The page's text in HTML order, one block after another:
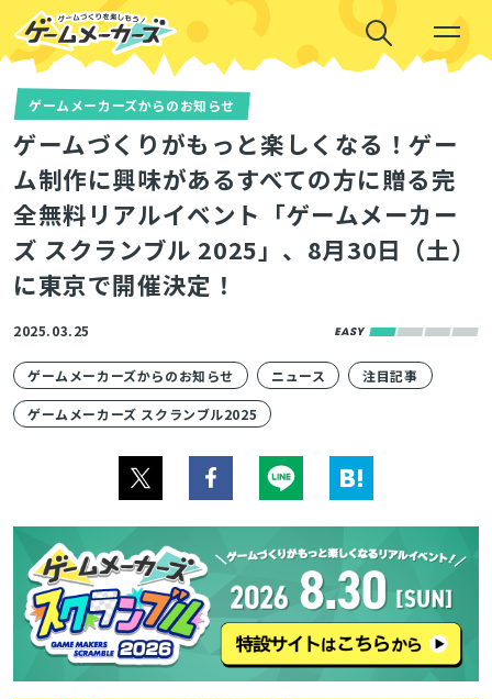
ゲームメーカーズからのお知らせ
ゲームづくりがもっと楽しくなる！ゲー
ム制作に興味があるすべての方に贈る完
全無料リアルイベント「ゲームメーカー
ズ スクランブル 2025」、8月30日（土）
に東京で開催決定！
2025.03.25
ゲームメーカーズからのお知らせ ニュース 注目記事
ゲームメーカーズ スクランブル2025